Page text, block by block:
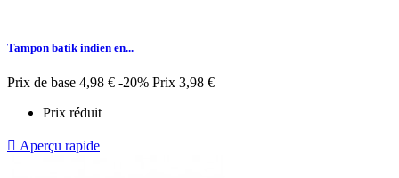
Tampon batik indien en...
Prix de base 4,98 € -20% Prix 3,98 €
Prix réduit
 Aperçu rapide